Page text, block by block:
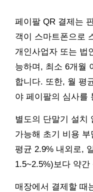
페이팔 QR 결제는
객이 스마트폰으로
개인사업자 또는 법
능하며, 최소 6개월
합니다. 또한, 월 평
야 페이팔의 심사를
별도의 단말기 설치
가능해 초기 비용
평균 2.9% 내외로,
1.5~2.5%)보다 약
매장에서 결제할 때